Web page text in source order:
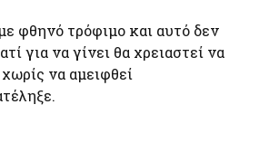
φθηνό τρόφιμο και αυτό δεν
για να γίνει θα χρειαστεί να
να αμειφθεί